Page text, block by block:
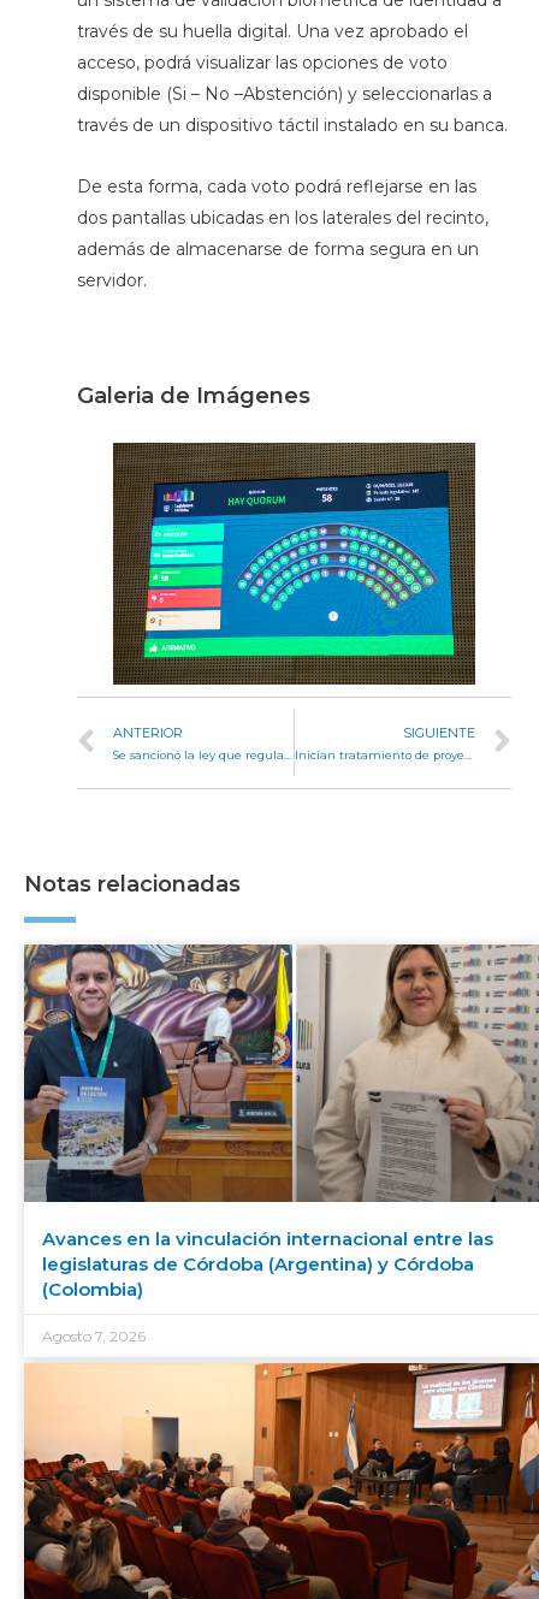
través de su huella digital. Una vez aprobado el
acceso, podrá visualizar las opciones de voto
disponible (Si – No –Abstención) y seleccionarlas a
través de un dispositivo táctil instalado en su banca.
De esta forma, cada voto podrá reflejarse en las
dos pantallas ubicadas en los laterales del recinto,
además de almacenarse de forma segura en un
servidor.
Galeria de Imágenes
ANTERIOR SIGUIENTE
Notas relacionadas
Avances en la vinculación internacional entre las
legislaturas de Córdoba (Argentina) y Córdoba
(Colombia)
Agosto 7, 2026